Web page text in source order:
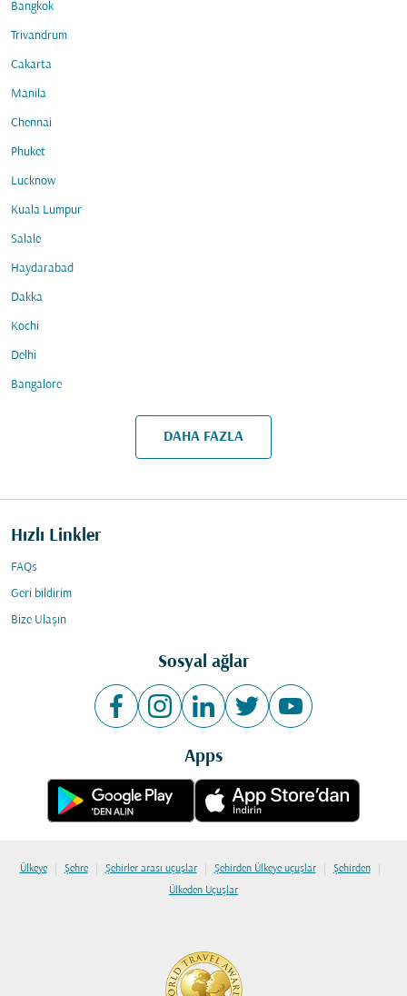
Bangkok
Trivandrum
Cakarta
Manila
Chennai
Phuket
Lucknow
Kuala Lumpur
Salale
Haydarabad
Dakka
Kochi
Delhi
Bangalore
DAHA FAZLA
Hızlı Linkler
FAQs
Geri bildirim
Bize Ulaşın
Sosyal ağlar
Apps
Ülkeye | Şehre | Şehirler arası uçuşlar | Şehirden Ülkeye uçuşlar | Şehirden |
Ülkeden Uçuşlar